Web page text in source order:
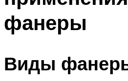
фанеры
Виды